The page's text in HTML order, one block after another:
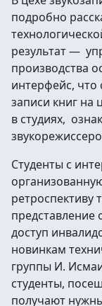
подробно
результат —
производства
интерфейс, что
записи книг на
в студиях,
Студенты с
ретроспективу
доступ
новинкам
группы И.
студенты,
получают